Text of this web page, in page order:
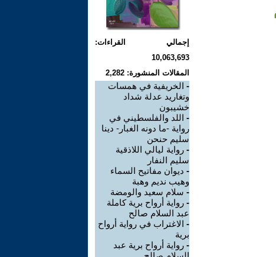
إجمالي القراءات:
10,063,693
المقالات المنشورة: 2,282
- الخريفية في همسات
وتغاريد عدلة شداد
خشيبون
- اللد والفلسطيني في
رواية -ما دونه الغبار- دينا
سليم حنحن
- رواية ليالي اللاذقية
سليم النفار
- ديوان مفاتيح السماء
وهيب نديم وهبة
- سلام سعيد والومضة
- رواية أرواح برية كاملة
عبد السلام صالح
- الاغتراب في رواية أرواح
برية
- رواية أرواح برية عبد